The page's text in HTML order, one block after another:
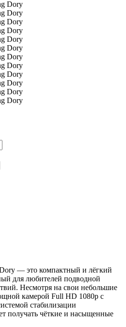
— это компактный и лёгкий
для любителей подводной
Несмотря на свои небольшие
камерой Full HD 1080p с
стабилизации
получать чёткие и насыщенные